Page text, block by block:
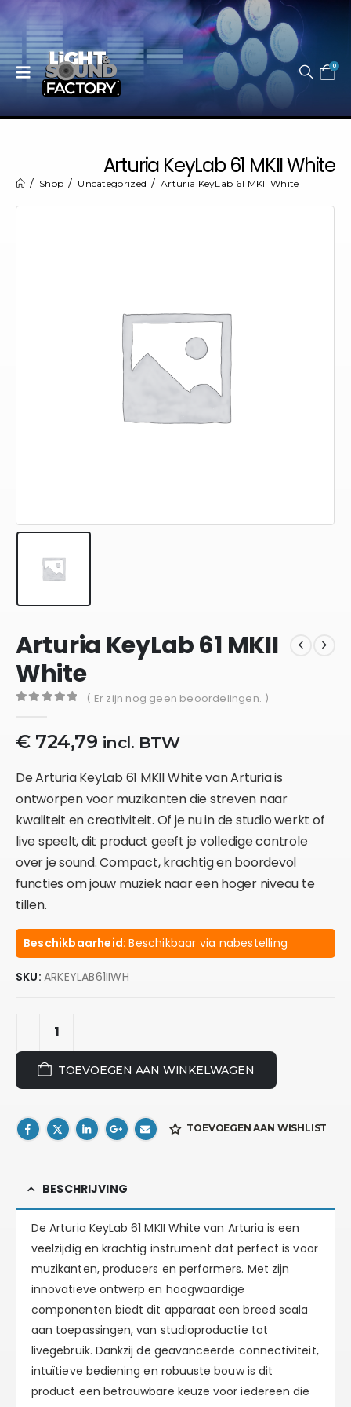
0
Arturia KeyLab 61 MKII White
Shop Uncategorized Arturia KeyLab 61 MKII White
Arturia KeyLab 61 MKII
White
( Er zijn nog geen beoordelingen. )
€724,79 incl. BTW
De Arturia KeyLab 61 MKII White van Arturia is
ontworpen voor muzikanten die streven naar
kwaliteit en creativiteit. Of je nu in de studio werkt of
live speelt, dit product geeft je volledige controle
over je sound. Compact, krachtig en boordevol
functies om jouw muziek naar een hoger niveau te
tillen.
Beschikbaarheid:Beschikbaar via nabestelling
SKU: ARKEYLAB61IIWH
TOEVOEGEN AAN WINKELWAGEN
TOEVOEGEN AAN WISHLIST
BESCHRIJVING
De Arturia KeyLab 61 MKII White van Arturia is een
veelzijdig en krachtig instrument dat perfect is voor
muzikanten, producers en performers. Met zijn
innovatieve ontwerp en hoogwaardige
componenten biedt dit apparaat een breed scala
aan toepassingen, van studioproductie tot
livegebruik. Dankzij de geavanceerde connectiviteit,
intuïtieve bediening en robuuste bouw is dit
product een betrouwbare keuze voor iedereen die